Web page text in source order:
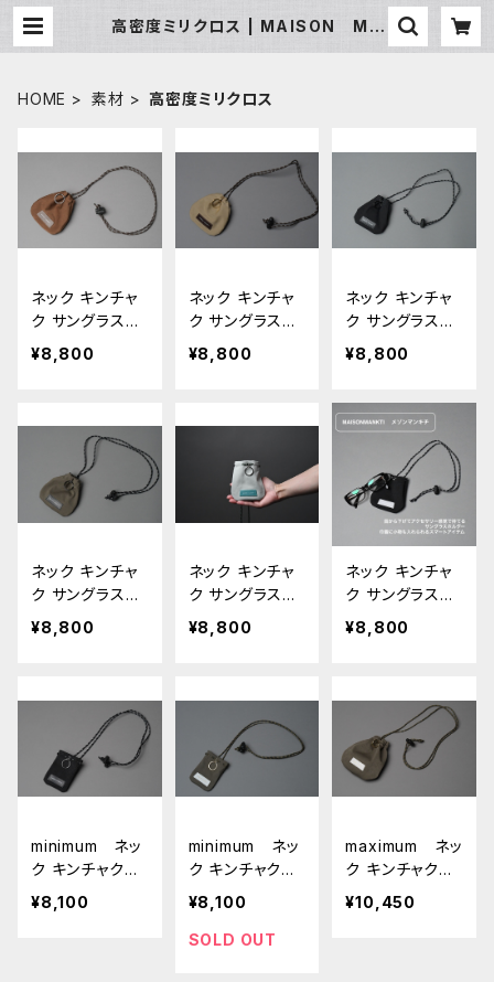
高密度ミリクロス | MAISON MA
HOME 素材 高密度ミリクロス
ネック キンチャ
ク サングラスホ
ルダー □アー
モンド・オークベ
¥8,800
ネック キンチャ
ク サングラスホ
ルダー □チノ
ベージュ・カスタ
¥8,800
ネック キンチャ
ク サングラスホ
ルダー □ブラ
ック・ブラック□
¥8,800
ネック キンチャ
ク サングラスホ
ルダー □オリー
ブ・ブラック□
¥8,800
ネック キンチャ
ク サングラスホ
ルダー □サン
ドグレー・ターコ
¥8,800
ネック キンチャ
ク サングラスホ
ルダー □ブラッ
ク・ライトグレー
¥8,800
minimum ネッ
ク キンチャク
□ブラック・ブラ
ック□
¥8,100
minimum ネッ
ク キンチャク
□オリーブ・ホワ
イト□
¥8,100
SOLD OUT
maximum ネッ
ク キンチャク
□オリーブ・ホワ
イト□
¥10,450